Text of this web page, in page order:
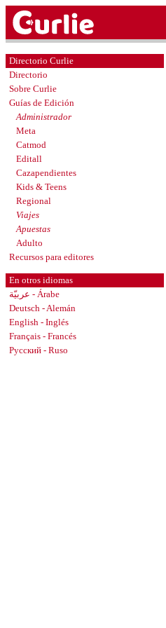
Directorio Curlie
Directorio
Sobre Curlie
Guías de Edición
Administrador
Meta
Catmod
Editall
Cazapendientes
Kids & Teens
Regional
Viajes
Apuestas
Adulto
Recursos para editores
En otros idiomas
عربيّة - Árabe
Deutsch - Alemán
English - Inglés
Français - Francés
Русский - Ruso